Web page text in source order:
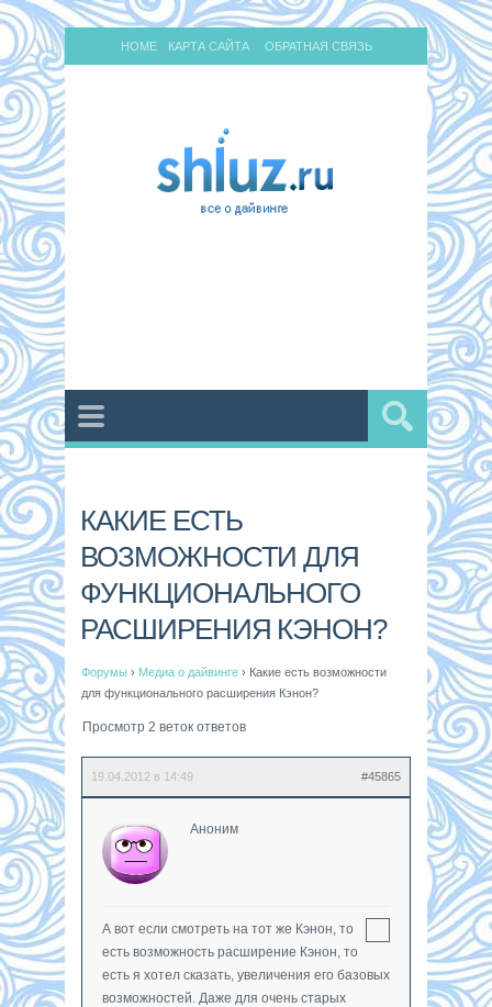
HOME КАРТА САЙТА ОБРАТНАЯ СВЯЗЬ
КАКИЕ ЕСТЬ
ВОЗМОЖНОСТИ ДЛЯ
ФУНКЦИОНАЛЬНОГО
РАСШИРЕНИЯ КЭНОН?
Форумы › Медиа о дайвинге › Какие есть возможности
для функционального расширения Кэнон?
Просмотр 2 веток ответов
19.04.2012 в 14:49 #45865
Аноним
А вот если смотреть на тот же Кэнон, то
есть возможность расширение Кэнон, то
есть я хотел сказать, увеличения его базовых
возможностей. Даже для очень старых